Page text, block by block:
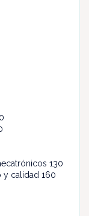
130
y calidad 160